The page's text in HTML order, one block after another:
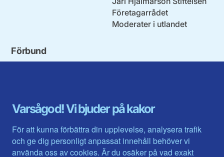
Varsågod! Vi bjuder på kakor
För att kunna förbättra din upplevelse, analysera trafik
och ge dig personligt anpassat innehåll behöver vi
använda oss av cookies. Är du osäker på vad exakt
Företagarrådet
Moderater i utlandet
Förbund
Gävleborg
Halland
Jämtlands län
Jönköpings län
Kalmar län
Värmlands län
Västerbotten
Västra Götaland
Västernorrland
Västmanland